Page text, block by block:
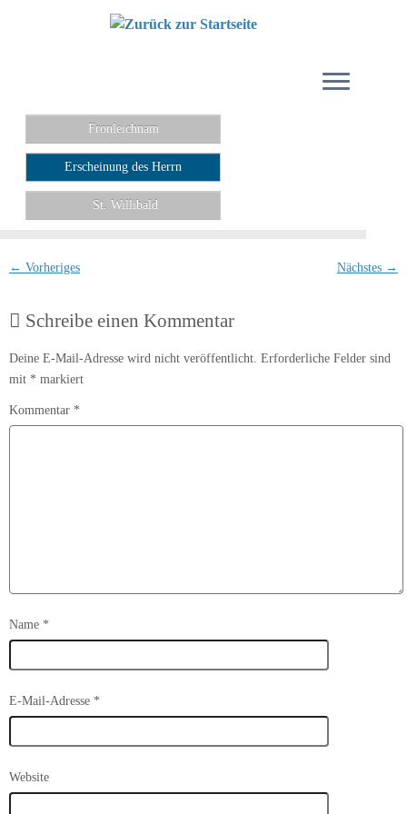
Fronleichnam
Erscheinung des Herrn
St. Willibald
← Vorheriges Nächstes →
Schreibe einen Kommentar
Deine E-Mail-Adresse wird nicht veröffentlicht. Erforderliche Felder sind
mit * markiert
Kommentar *
Name *
E-Mail-Adresse *
Website